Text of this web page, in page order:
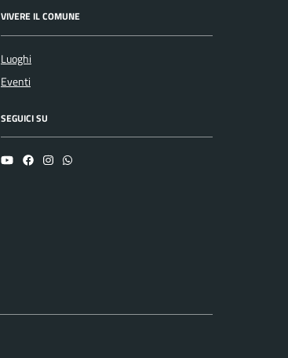
VIVERE IL COMUNE
Luoghi
Eventi
SEGUICI SU
YouTubeFacebookInstagramWhatsapp